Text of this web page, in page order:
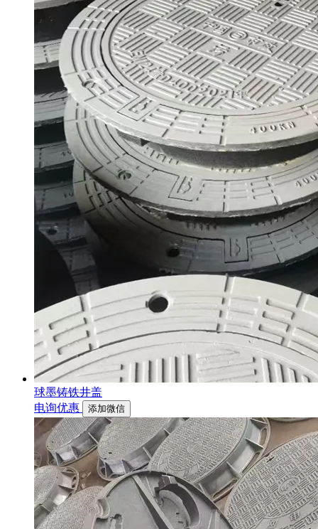
球墨铸铁井盖
电询优惠
添加微信